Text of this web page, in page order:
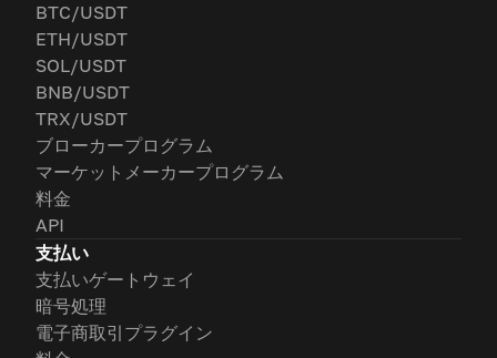
BTC/USDT
ETH/USDT
SOL/USDT
BNB/USDT
TRX/USDT
ブローカープログラム
マーケットメーカープログラム
料金
API
支払い
支払いゲートウェイ
暗号処理
電子商取引プラグイン